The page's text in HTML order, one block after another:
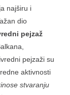
najširu i
dio
pejzaž
pejzaži su
aktivnosti
stvaranju